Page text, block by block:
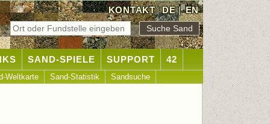
KONTAKT DE|EN
SAND-SPIELE SUPPORT 42
Weltkarte Sand-Statistik Sandsuche